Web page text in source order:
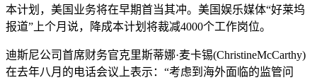
本计划，美国业务将在早期首当其冲。美国娱乐媒体“好莱坞
报道”上个月说，降成本计划将裁减4000个工作岗位。
迪斯尼公司首席财务官克里斯蒂娜·麦卡锡(ChristineMcCarthy)
在去年八月的电话会议上表示：“考虑到海外面临的监管问